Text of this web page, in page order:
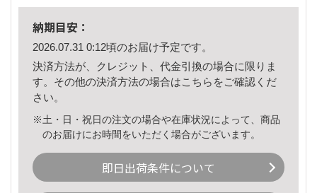
納期目安：
2026.07.31 0:12頃のお届け予定です。
決済方法が、クレジット、代金引換の場合に限りま
す。その他の決済方法の場合はこちら をご確認くだ
さい。
※土・日・祝日の注文の場合や在庫状況によって、商品
のお届けにお時間をいただく場合がございます。
即日出荷条件について